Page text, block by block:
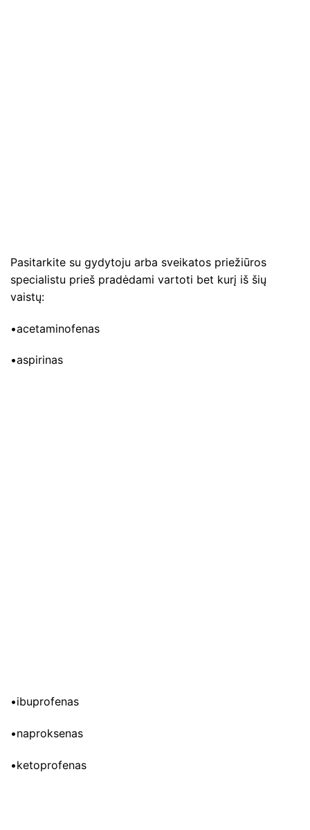
Pasitarkite su gydytoju arba sveikatos priežiūros
specialistu prieš pradėdami vartoti bet kurį iš šių
vaistų:
•acetaminofenas
•aspirinas
•ibuprofenas
•naproksenas
•ketoprofenas